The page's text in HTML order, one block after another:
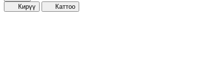
Кирүү Каттоо